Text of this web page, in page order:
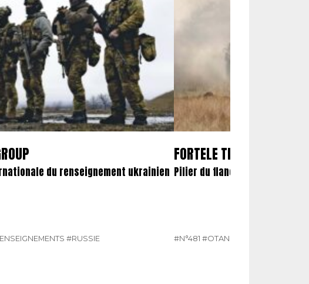
du renseignement ukrainien
#RUSSIE
FORTELE TERESTRE
Pilier du flanc sud-oriental de
#N°481 #OTAN